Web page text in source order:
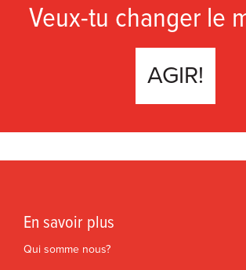
Veux-tu changer le
AGIR!
En savoir plus
Qui somme nous?